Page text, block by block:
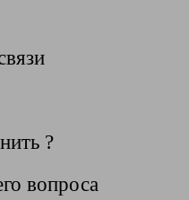
?
вопроса